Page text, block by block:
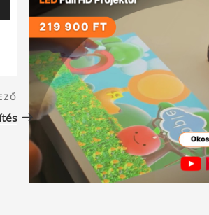
Következő
bejegyzés